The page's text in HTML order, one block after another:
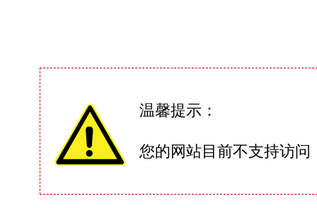
温馨提示：
您的网站目前不支持访